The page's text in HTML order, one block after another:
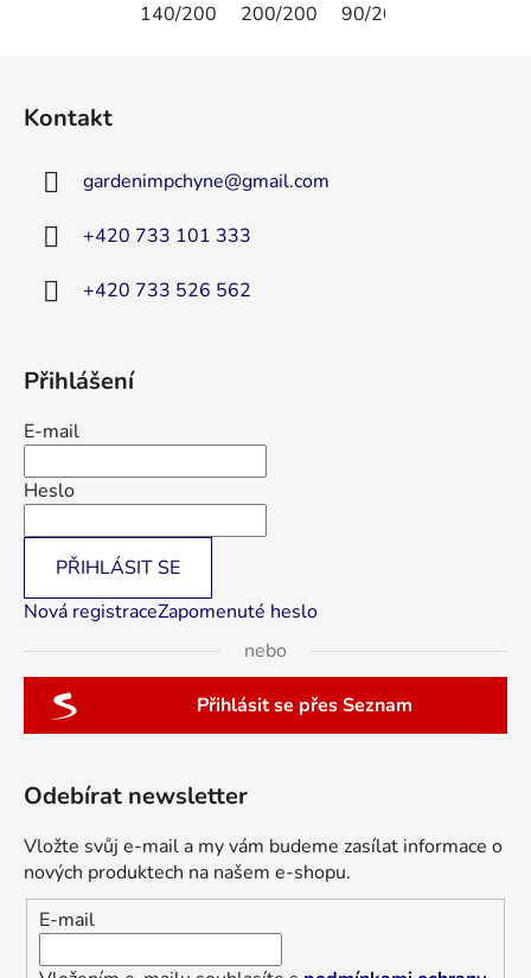
140/200 200/200 90/200
Kontakt
gardenimpchyne@gmail.com
+420 733 101 333
+420 733 526 562
Přihlášení
E-mail
Heslo
PŘIHLÁSIT SE
Nová registraceZapomenuté heslo
nebo
Přihlásit se přes Seznam
Odebírat newsletter
Vložte svůj e-mail a my vám budeme zasílat informace o
nových produktech na našem e-shopu.
E-mail